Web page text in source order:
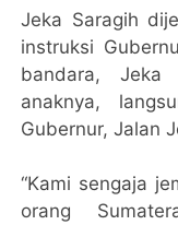
Jeka Saragih
instruksi
bandara, Jeka
anaknya,
Gubernur, Jalan
“Kami sengaja
orang